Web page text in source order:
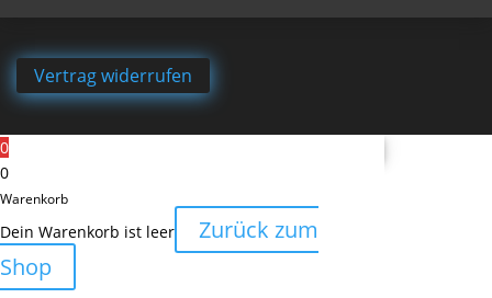
Vertrag widerrufen
0
0
Warenkorb
Dein Warenkorb ist leer
Zurück zum
Shop